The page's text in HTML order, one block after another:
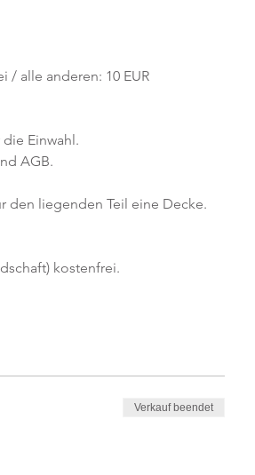
/ alle anderen: 10 EUR
Einwahl.
AGB.
den liegenden Teil eine Decke.
kostenfrei.
Verkauf beendet